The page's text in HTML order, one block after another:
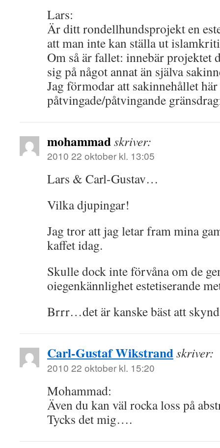
Lars:
Är ditt rondellhundsprojekt en
att man inte kan ställa ut
Om så är fallet: innebär projektet
sig på något annat än själva
Jag förmodar att sakinnehållet
påtvingade/påtvingande
mohammadskriver:
2010 22 oktober kl. 13:05
Lars & Carl-Gustav…
Vilka djupingar!
Jag tror att jag letar fram mina
kaffet idag.
Skulle dock inte förvåna om de
oiegenkännlighet estetiserande
Brrr…det är kanske bäst att
Carl-Gustaf Wikstrandskriver:
2010 22 oktober kl. 15:20
Mohammad:
Även du kan väl rocka loss på
Tycks det mig….